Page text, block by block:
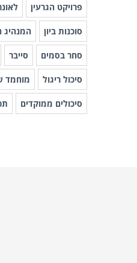
פרויקט הגרעין
סוכנות ביון המנהיג
סחר בסמים סייבר
סיכול ריגול מוחמד
סיכולים ממוקדים